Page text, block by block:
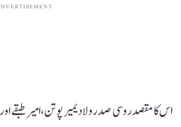
اس کا مقصد روسی صدر ولادیمیر پوتن، امیر طبقے